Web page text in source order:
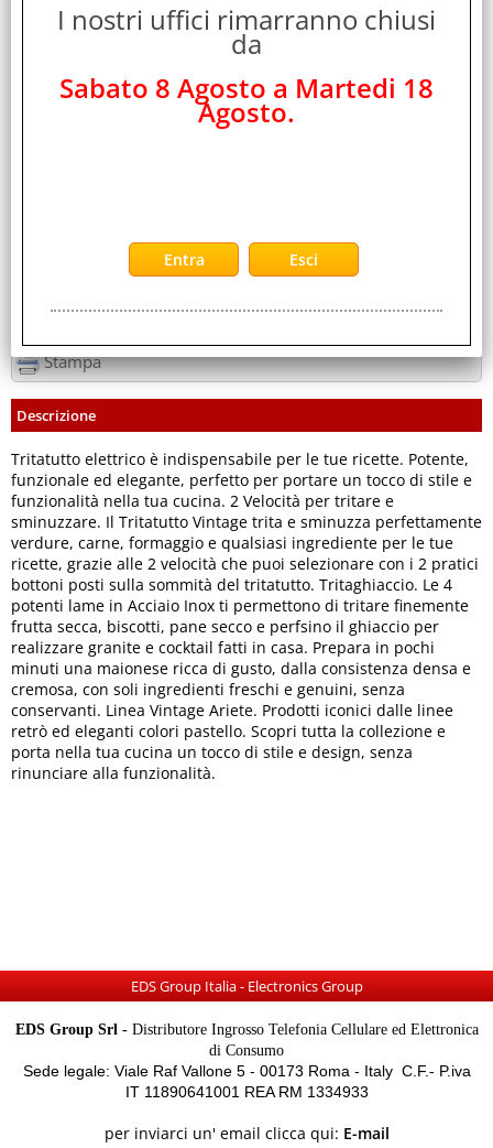
Disponibilità:
Servizi
Stampa
Descrizione
Tritatutto elettrico è indispensabile per le tue ricette. Potente,
funzionale ed elegante, perfetto per portare un tocco di stile e
funzionalità nella tua cucina. 2 Velocità per tritare e
sminuzzare. Il Tritatutto Vintage trita e sminuzza perfettamente
verdure, carne, formaggio e qualsiasi ingrediente per le tue
ricette, grazie alle 2 velocità che puoi selezionare con i 2 pratici
bottoni posti sulla sommità del tritatutto. Tritaghiaccio. Le 4
potenti lame in Acciaio Inox ti permettono di tritare finemente
frutta secca, biscotti, pane secco e perfsino il ghiaccio per
realizzare granite e cocktail fatti in casa. Prepara in pochi
minuti una maionese ricca di gusto, dalla consistenza densa e
cremosa, con soli ingredienti freschi e genuini, senza
conservanti. Linea Vintage Ariete. Prodotti iconici dalle linee
retrò ed eleganti colori pastello. Scopri tutta la collezione e
porta nella tua cucina un tocco di stile e design, senza
rinunciare alla funzionalità.
EDS Group Italia - Electronics Group
EDS Group Srl -Distributore Ingrosso Telefonia Cellulare ed Elettronica
di Consumo
Sede legale: Viale Raf Vallone 5 - 00173 Roma - Italy C.F.- P.iva
IT 11890641001 REA RM 1334933
per inviarci un' email clicca qui: E-mail
I nostri uffici rimarranno chiusi
da
Sabato 8 Agosto a Martedi 18
Agosto.